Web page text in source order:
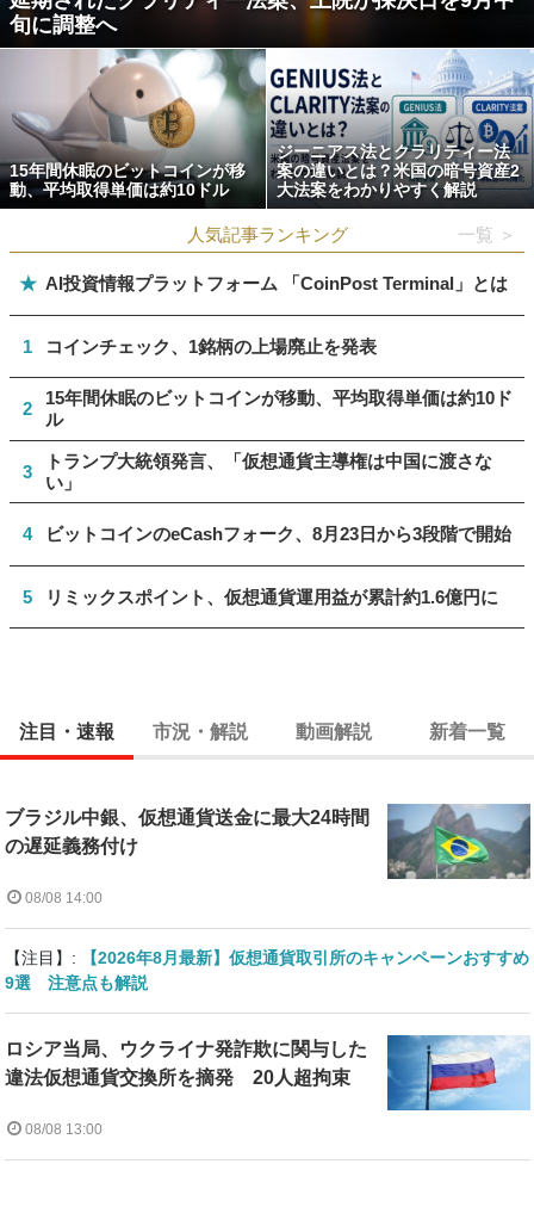
旬に調整へ
15年間休眠のビットコインが移
動、平均取得単価は約10ドル
ジーニアス法とクラリティー法
案の違いとは？米国の暗号資産2
大法案をわかりやすく解説
人気記事ランキング 一覧 ＞
★ AI投資情報プラットフォーム 「CoinPost Terminal」とは
1 コインチェック、1銘柄の上場廃止を発表
2
15年間休眠のビットコインが移動、平均取得単価は約10ド
ル
3
トランプ大統領発言、「仮想通貨主導権は中国に渡さな
い」
4 ビットコインのeCashフォーク、8月23日から3段階で開始
5 リミックスポイント、仮想通貨運用益が累計約1.6億円に
注目・速報 市況・解説 動画解説 新着一覧
ブラジル中銀、仮想通貨送金に最大24時間
の遅延義務付け
08/08 14:00
【注目】:
【2026年8月最新】仮想通貨取引所のキャンペーンおすすめ
9選 注意点も解説
ロシア当局、ウクライナ発詐欺に関与した
違法仮想通貨交換所を摘発 20人超拘束
08/08 13:00